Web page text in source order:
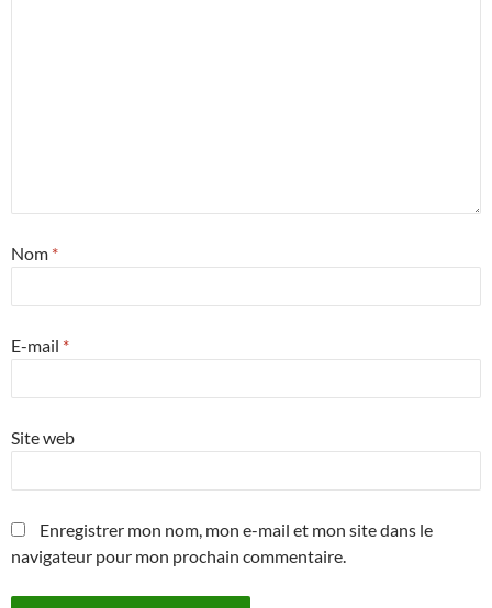
Nom *
E-mail *
Site web
Enregistrer mon nom, mon e-mail et mon site dans le
navigateur pour mon prochain commentaire.